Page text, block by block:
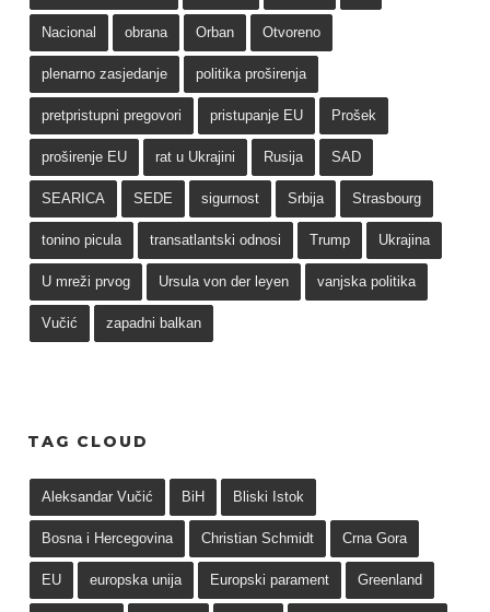
Nacional obrana Orban Otvoreno
plenarno zasjedanje politika proširenja
pretpristupni pregovori pristupanje EU Prošek
proširenje EU rat u Ukrajini Rusija SAD
SEARICA SEDE sigurnost Srbija Strasbourg
tonino picula transatlantski odnosi Trump Ukrajina
U mreži prvog Ursula von der leyen vanjska politika
Vučić zapadni balkan
TAG CLOUD
Aleksandar Vučić BiH Bliski Istok
Bosna i Hercegovina Christian Schmidt Crna Gora
EU europska unija Europski parament Greenland